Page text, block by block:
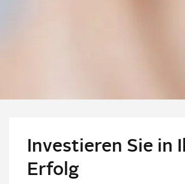
Investieren Sie in
Erfolg